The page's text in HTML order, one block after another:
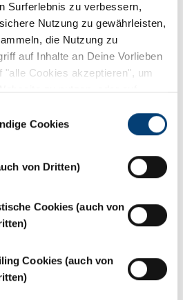
Surferlebnis zu verbessern,
Nutzung zu gewährleisten,
die Nutzung zu
auf Inhalte an Deine Vorlieben
"alle Cookies akzeptieren", um
zu nutzen, oder auf
anzuzeigen und diejenigen
interessieren. Um die Navigation
fortzusetzen, klicke oben
Informationen lese bitte
Cookies
von Dritten)
Cookies (auch von
Cookies (auch von
Vor-Ort-Installation
gültig bis 30
SIE UNS FÜR WEITERE
Abdeckung, gültig für das Fibercop
und OpenFiber Netz.